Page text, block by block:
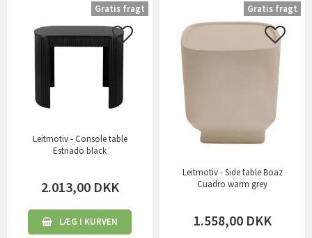
Leitmotiv - Console table
Estriado black
2.013,00 DKK
LÆG I KURVEN
Gratis fragt
Leitmotiv - Side table Boaz
Cuadro warm grey
1.558,00 DKK
Gratis fragt